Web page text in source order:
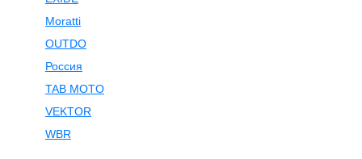
Moratti
OUTDO
Россия
TAB MOTO
VEKTOR
WBR